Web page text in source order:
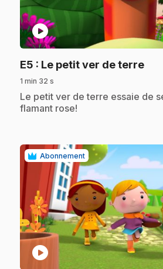
play_circle
E5 : Le petit ver de terre.
1 min 32 s
.Le petit ver de terre essaie de
flamant rose!
Abonnement
play_circle